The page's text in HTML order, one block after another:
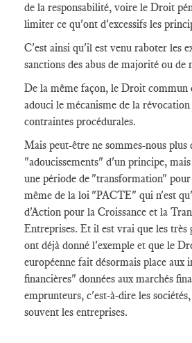
de la responsabilité, voire le Droit
limiter ce qu'ont d'excessifs les
C'est ainsi qu'il est venu raboter les
sanctions des abus de majorité ou de
De la même façon, le Droit commun
adouci le mécanisme de la révocation
contraintes procédurales.
Mais peut-être ne sommes-nous plus
"adoucissements" d'un principe,
une période de "transformation"
même de la loi "PACTE" qui n'est
d'Action pour la Croissance et la
Entreprises. Et il est vrai que les très
ont déjà donné l'exemple et que le
européenne fait désormais place aux
financières" données aux marchés
emprunteurs, c'est-à-dire les
souvent les entreprises.